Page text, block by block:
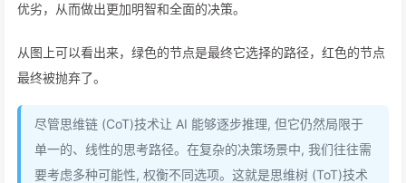
优劣，从而做出更加明智和全面的决策。
从图上可以看出来，绿色的节点是最终它选择的路径，红色的节点
最终被抛弃了。
尽管思维链 (CoT)技术让 AI 能够逐步推理, 但它仍然局限于
单一的、线性的思考路径。在复杂的决策场景中, 我们往往需
要考虑多种可能性, 权衡不同选项。这就是思维树 (ToT)技术